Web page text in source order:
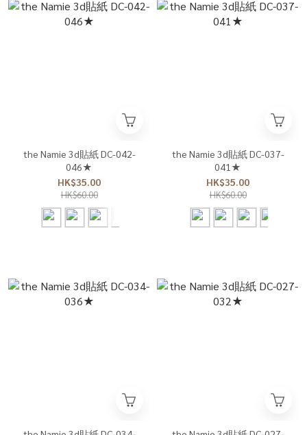
the Namie 3d貼紙 DC-042-
046★
HK$35.00
HK$60.00
the Namie 3d貼紙 DC-037-
041★
HK$35.00
HK$60.00